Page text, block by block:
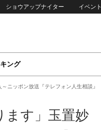
ショウアップナイター イベント
ング
ニッポン放送『テレフォン人生相談』
ます」玉置妙